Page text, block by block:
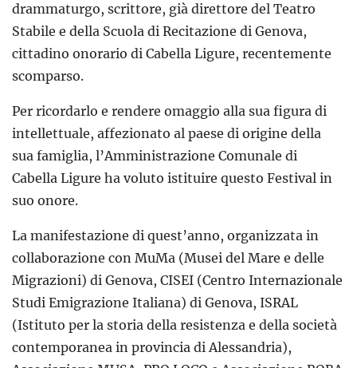
drammaturgo, scrittore, già direttore del Teatro
Stabile e della Scuola di Recitazione di Genova,
cittadino onorario di Cabella Ligure, recentemente
scomparso.
Per ricordarlo e rendere omaggio alla sua figura di
intellettuale, affezionato al paese di origine della
sua famiglia, l’Amministrazione Comunale di
Cabella Ligure ha voluto istituire questo Festival in
suo onore.
La manifestazione di quest’anno, organizzata in
collaborazione con MuMa (Musei del Mare e delle
Migrazioni) di Genova, CISEI (Centro Internazionale
Studi Emigrazione Italiana) di Genova, ISRAL
(Istituto per la storia della resistenza e della società
contemporanea in provincia di Alessandria),